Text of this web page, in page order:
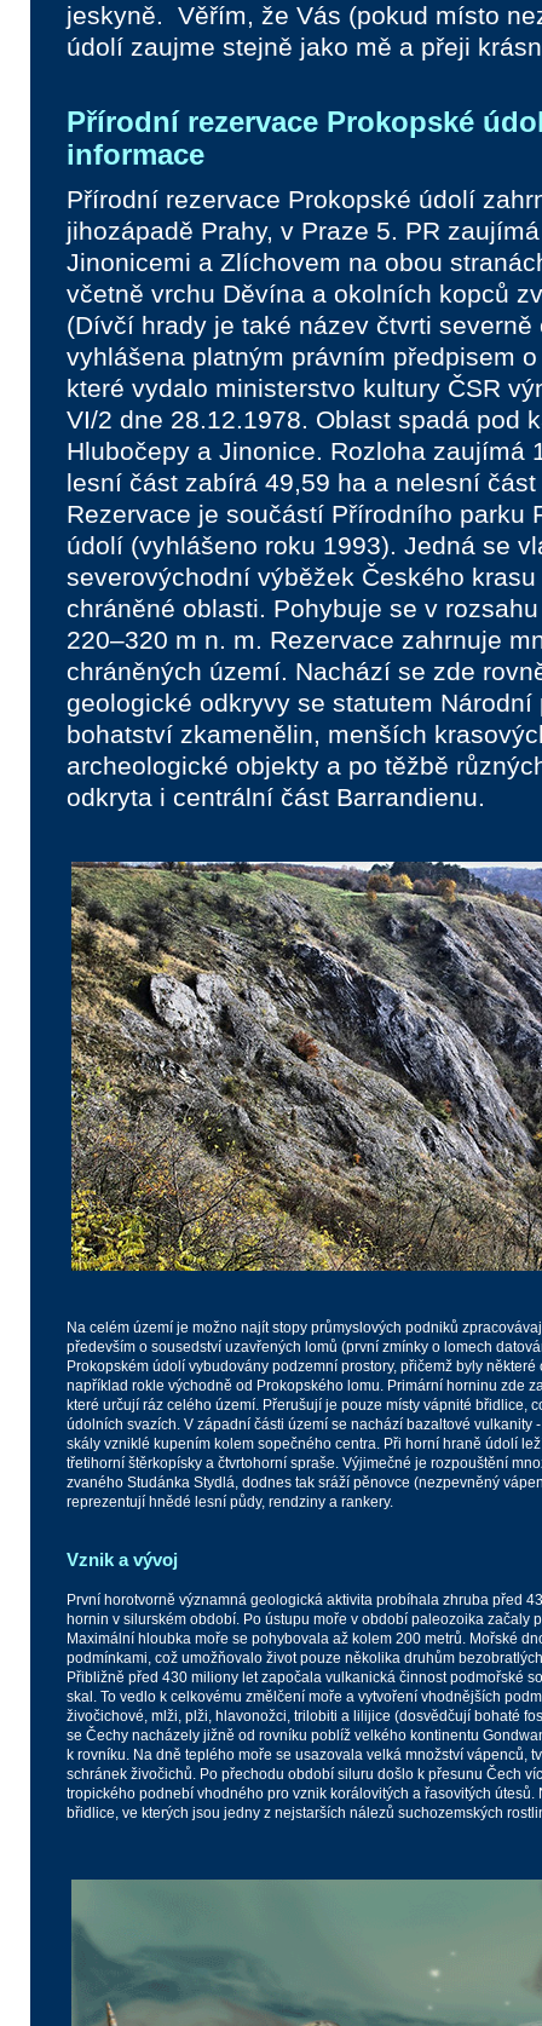
jeskyně. Věřím, že Vás (pokud místo
údolí zaujme stejně jako mě a přeji
Přírodní rezervace Prokopské
informace
Přírodní rezervace Prokopské údolí
jihozápadě Prahy, v Praze 5. PR
Jinonicemi a Zlíchovem na obou
včetně vrchu Děvína a okolních kopců
(Dívčí hrady je také název čtvrti severně
vyhlášena platným právním předpisem
které vydalo ministerstvo kultury ČSR
VI/2 dne 28.12.1978. Oblast spadá pod
Hlubočepy a Jinonice. Rozloha zaujímá
lesní část zabírá 49,59 ha a nelesní
Rezervace je součástí Přírodního parku
údolí (vyhlášeno roku 1993). Jedná se
severovýchodní výběžek Českého
chráněné oblasti. Pohybuje se v
220–320 m n. m. Rezervace zahrnuje
chráněných území. Nachází se zde
geologické odkryvy se statutem Národní
bohatství zkamenělin, menších
archeologické objekty a po těžbě
odkryta i centrální část Barrandienu.
Na celém území je možno najít stopy průmyslových podniků
především o sousedství uzavřených lomů (první zmínky o lomech
Prokopském údolí vybudovány podzemní prostory, přičemž byly
například rokle východně od Prokopského lomu. Primární horninu zde
které určují ráz celého území. Přerušují je pouze místy vápnité břidlice,
údolních svazích. V západní části území se nachází bazaltové vulkanity
skály vzniklé kupením kolem sopečného centra. Při horní hraně údolí
třetihorní štěrkopísky a čtvrtohorní spraše. Výjimečné je rozpouštění
zvaného Studánka Stydlá, dodnes tak sráží pěnovce (nezpevněný
reprezentují hnědé lesní půdy, rendziny a rankery.
Vznik a vývoj
První horotvorně významná geologická aktivita probíhala zhruba před
hornin v silurském období. Po ústupu moře v období paleozoika začaly
Maximální hloubka moře se pohybovala až kolem 200 metrů. Mořské
podmínkami, což umožňovalo život pouze několika druhům
Přibližně před 430 miliony let započala vulkanická činnost podmořské
skal. To vedlo k celkovému změlčení moře a vytvoření vhodnějších
živočichové, mlži, plži, hlavonožci, trilobiti a lilijice (dosvědčují bohaté
se Čechy nacházely jižně od rovníku poblíž velkého kontinentu
k rovníku. Na dně teplého moře se usazovala velká množství vápenců,
schránek živočichů. Po přechodu období siluru došlo k přesunu Čech
tropického podnebí vhodného pro vznik korálovitých a řasovitých
břidlice, ve kterých jsou jedny z nejstarších nálezů suchozemských